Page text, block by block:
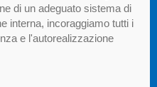
di un adeguato sistema di
interna, incoraggiamo tutti i
e l'autorealizzazione